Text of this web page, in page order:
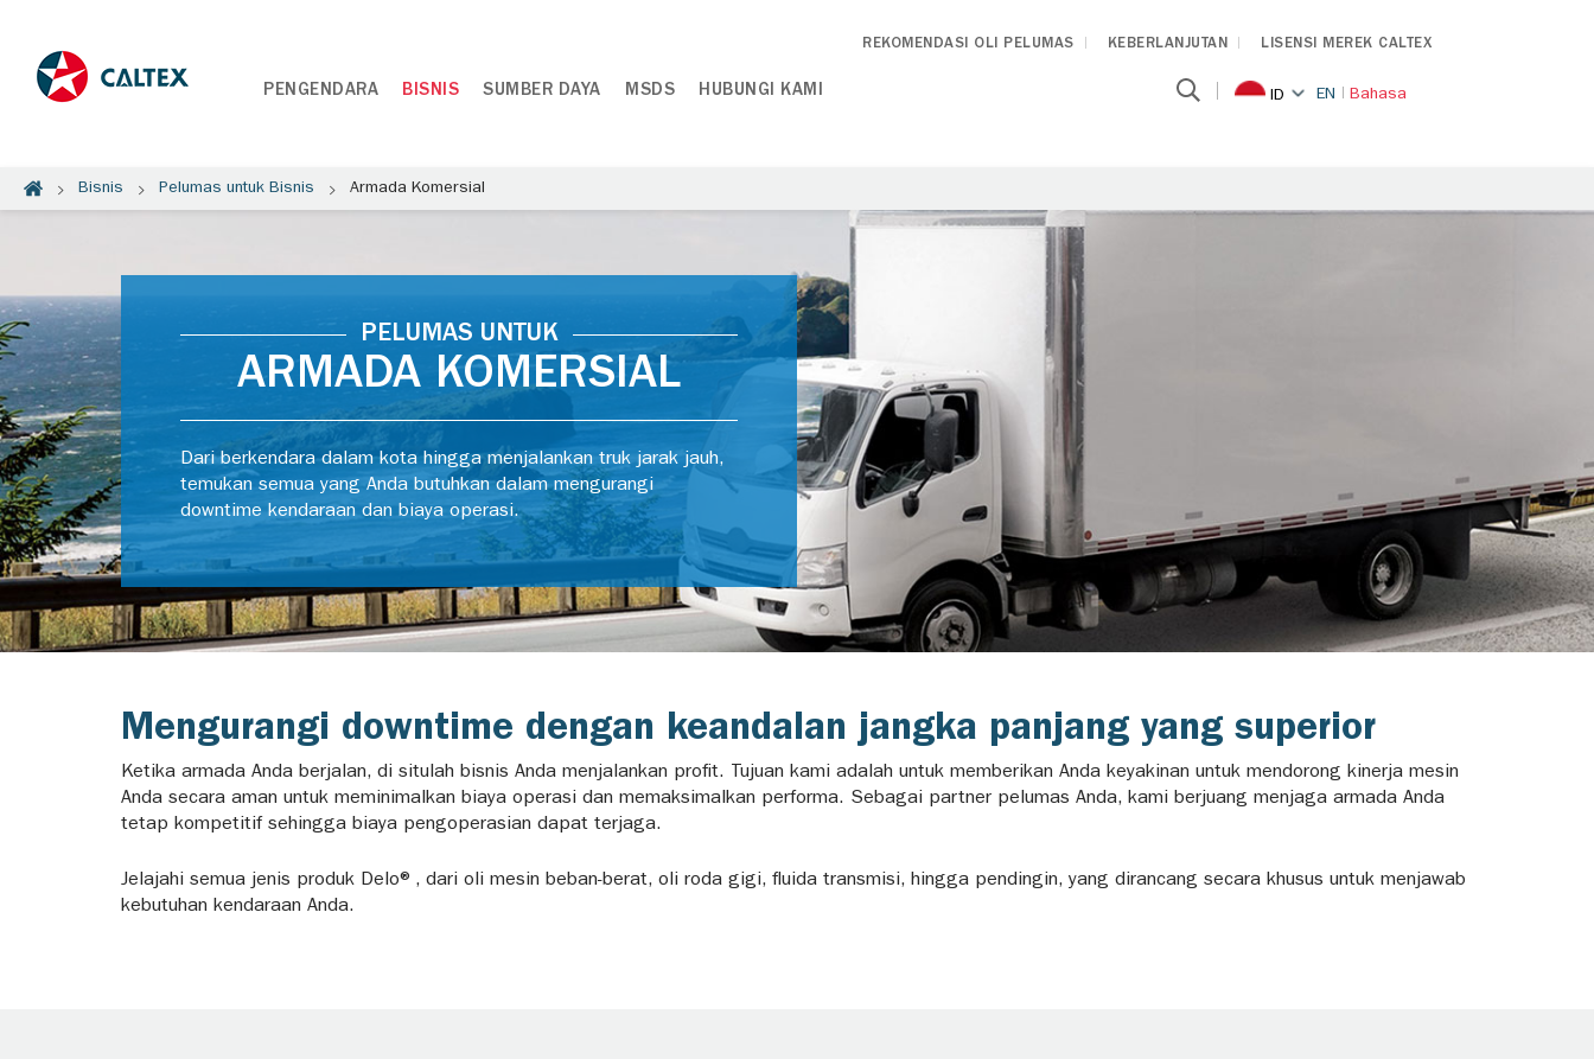
REKOMENDASI OLI PELUMAS KEBERLANJUTAN LISENSI MEREK CALTEX
PENGENDARA BISNIS SUMBER DAYA MSDS HUBUNGI KAMI ID EN Bahasa
Bisnis Pelumas untuk Bisnis Armada Komersial
PELUMAS UNTUK
ARMADA KOMERSIAL
Dari berkendara dalam kota hingga menjalankan truk jarak jauh,
temukan semua yang Anda butuhkan dalam mengurangi
downtime kendaraan dan biaya operasi.
Mengurangi downtime dengan keandalan jangka panjang yang superior
Ketika armada Anda berjalan, di situlah bisnis Anda menjalankan profit. Tujuan kami adalah untuk memberikan Anda keyakinan untuk mendorong kinerja mesin
Anda secara aman untuk meminimalkan biaya operasi dan memaksimalkan performa. Sebagai partner pelumas Anda, kami berjuang menjaga armada Anda
tetap kompetitif sehingga biaya pengoperasian dapat terjaga.
Jelajahi semua jenis produk Delo®, dari oli mesin beban-berat, oli roda gigi, fluida transmisi, hingga pendingin, yang dirancang secara khusus untuk menjawab
kebutuhan kendaraan Anda.